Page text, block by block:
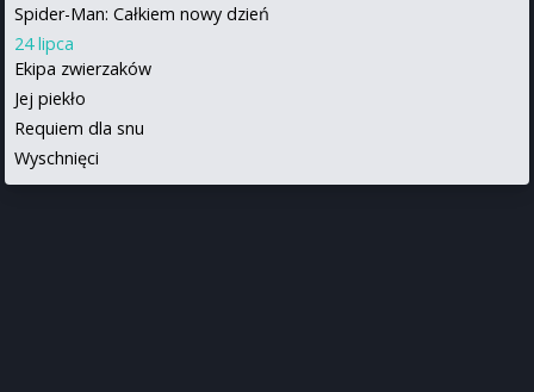
Spider-Man: Całkiem nowy dzień
24 lipca
Ekipa zwierzaków
Jej piekło
Requiem dla snu
Wyschnięci